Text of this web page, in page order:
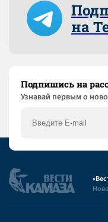
на
Подпишись на
Узнaвай первым о